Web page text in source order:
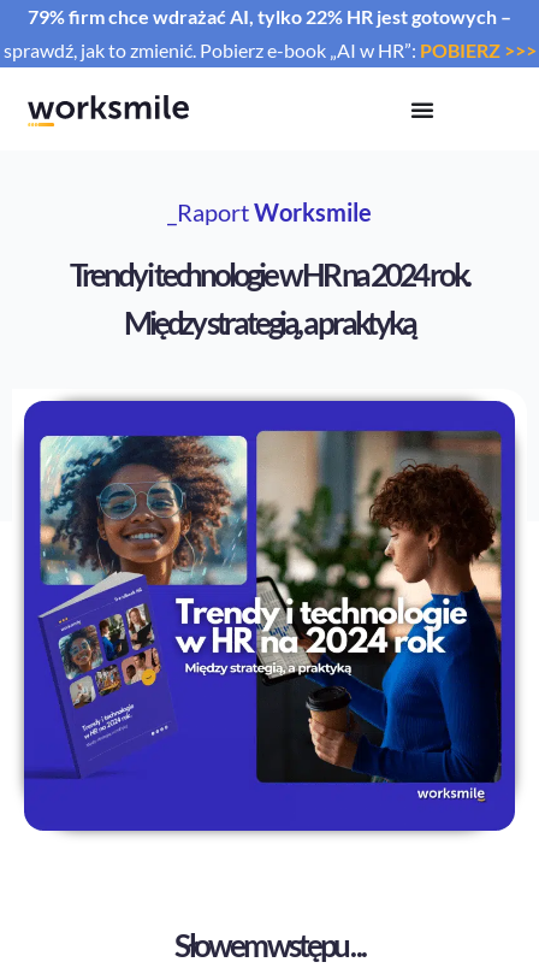
79% firm chce wdrażać AI, tylko 22% HR jest gotowych –
sprawdź, jak to zmienić. Pobierz e-book „AI w HR”: POBIERZ >>>
_RaportWorksmile
Trendy i technologie w HR na 2024 rok.
Między strategią, a praktyką
Słowem wstępu . . .